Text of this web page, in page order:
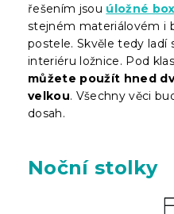
řešením jsou úložné
stejném materiálovém i
postele. Skvěle tedy ladí
interiéru ložnice. Pod
můžete použít hned
velkou. Všechny věci
dosah.
Noční stolky